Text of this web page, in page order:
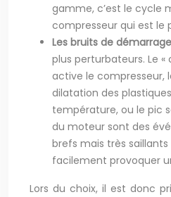
gamme, c’est le cycle
compresseur qui est le
Les bruits de
plus perturbateurs. Le «
active le compresseur,
dilatation des
température, ou le pic
du moteur sont des
brefs mais très
facilement provoquer
Lors du choix, il est donc